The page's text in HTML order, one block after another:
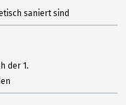
saniert sind
der 1.